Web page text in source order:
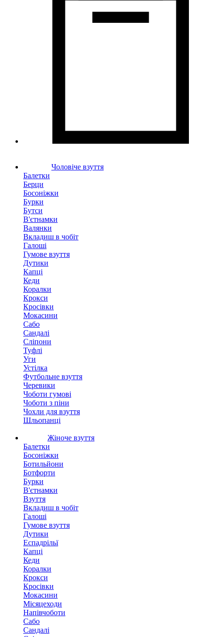
Чоловіче взуття
Балетки
Берци
Босоніжки
Бурки
Бутси
В'єтнамки
Валянки
Вкладиш в чобіт
Галоші
Гумове взуття
Дутики
Капці
Кеди
Коралки
Крокси
Кросівки
Мокасини
Сабо
Сандалі
Сліпони
Туфлі
Уги
Устілка
Футбольне взуття
Черевики
Чоботи гумові
Чоботи з піни
Чохли для взуття
Шльопанці
Жіноче взуття
Балетки
Босоніжки
Ботильйони
Ботфорти
Бурки
В'єтнамки
Взуття
Вкладиш в чобіт
Галоші
Гумове взуття
Дутики
Еспадрільї
Капці
Кеди
Коралки
Крокси
Кросівки
Мокасини
Місяцеходи
Напівчоботи
Сабо
Сандалі